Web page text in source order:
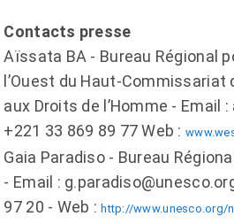
Contacts presse
Aïssata BA - Bureau Régional
l’Ouest du Haut-Commissariat
aux Droits de l’Homme - Email
+221 33 869 89 77 Web :
Gaia Paradiso - Bureau
- Email :
97 20 - Web :http://www.unesco.org/